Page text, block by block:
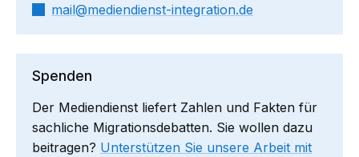
mail​
mediendienst-integration.de
Spenden
Der Mediendienst liefert Zahlen und Fakten für
sachliche Migrationsdebatten. Sie wollen dazu
beitragen? Unterstützen Sie unsere Arbeit mit